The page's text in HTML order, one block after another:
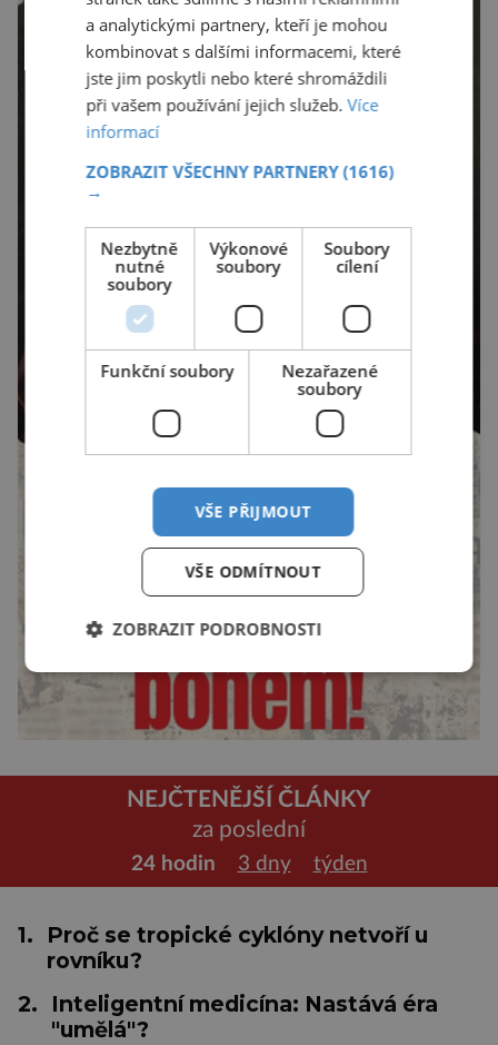
NEJČTENĚJŠÍ ČLÁNKY
za poslední
24 hodin 3 dny týden
1.
Proč se tropické cyklóny netvoří u
rovníku?
2.
Inteligentní medicína: Nastává éra
"umělá"?
a analytickými partnery, kteří je mohou
kombinovat s dalšími informacemi, které
jste jim poskytli nebo které shromáždili
při vašem používání jejich služeb.Více
informací
ZOBRAZIT VŠECHNY PARTNERY(1616)
→
Nezbytně
nutné
soubory
Výkonové
soubory
Soubory
cílení
Funkční soubory
Nezařazené
soubory
VŠE PŘIJMOUT
VŠE ODMÍTNOUT
ZOBRAZIT PODROBNOSTI